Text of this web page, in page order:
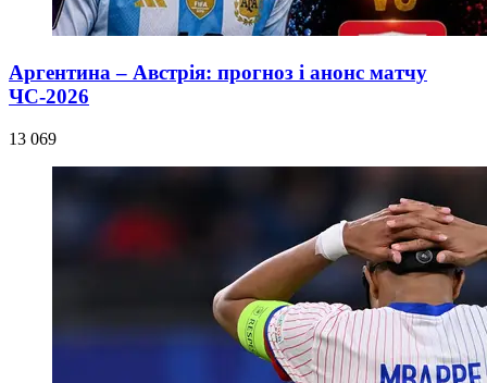
Аргентина – Австрія: прогноз і анонс матчу
ЧС-2026
13 069